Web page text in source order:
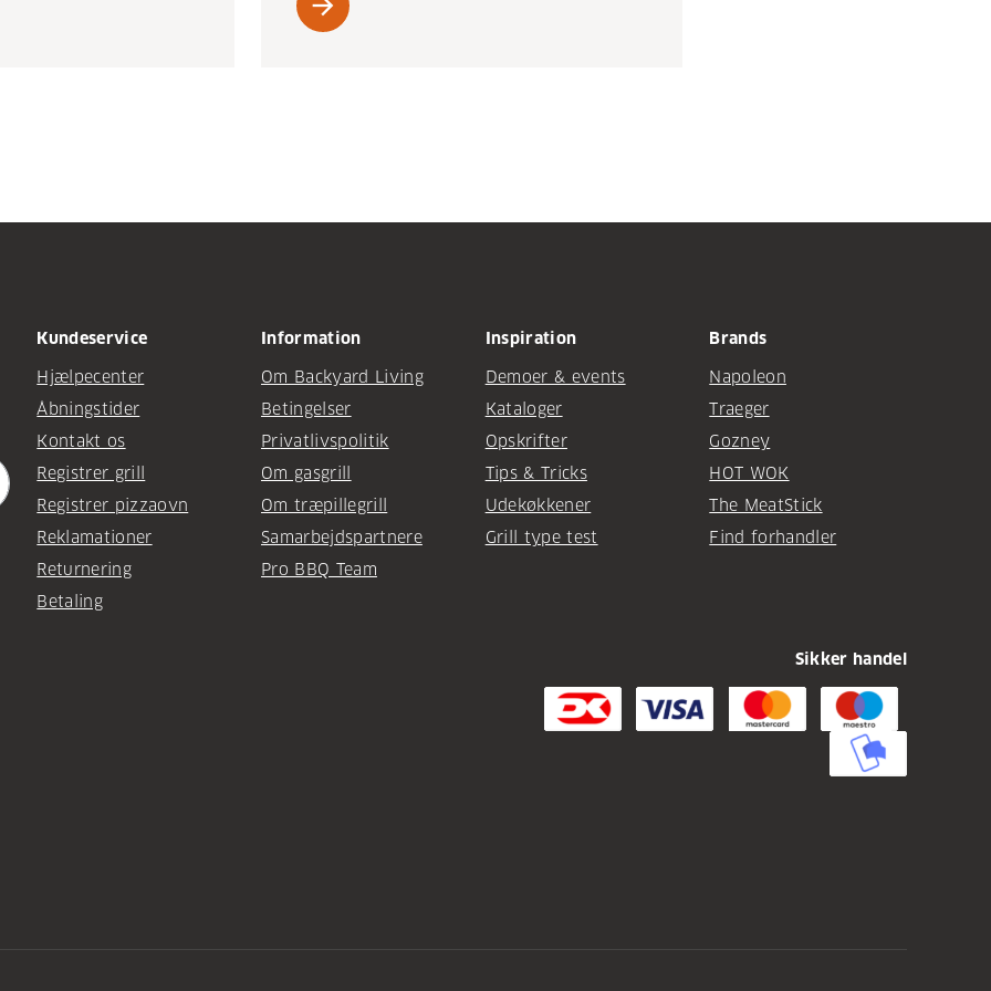
Kundeservice
Hjælpecenter
Åbningstider
Kontakt os
Registrer grill
Registrer pizzaovn
Reklamationer
Returnering
Betaling
Information
Om Backyard Living
Betingelser
Privatlivspolitik
Om gasgrill
Om træpillegrill
Samarbejdspartnere
Pro BBQ Team
Inspiration
Demoer & events
Kataloger
Opskrifter
Tips & Tricks
Udekøkkener
Grill type test
Brands
Napoleon
Traeger
Gozney
HOT WOK
The MeatStick
Find forhandler
Sikker handel